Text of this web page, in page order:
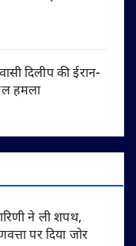
दिलीप की ईरान-
हमला
ने ली शपथ,
पर दिया जोर